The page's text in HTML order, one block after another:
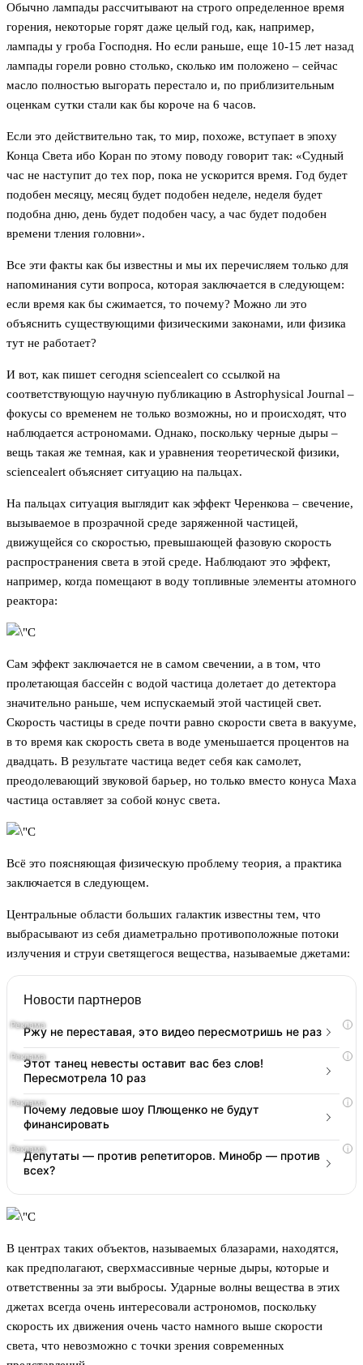
Обычно лампады рассчитывают на строго определенное время
горения, некоторые горят даже целый год, как, например,
лампады у гроба Господня. Но если раньше, еще 10-15 лет назад
лампады горели ровно столько, сколько им положено – сейчас
масло полностью выгорать перестало и, по приблизительным
оценкам сутки стали как бы короче на 6 часов.
Если это действительно так, то мир, похоже, вступает в эпоху
Конца Света ибо Коран по этому поводу говорит так: «Судный
час не наступит до тех пор, пока не ускорится время. Год будет
подобен месяцу, месяц будет подобен неделе, неделя будет
подобна дню, день будет подобен часу, а час будет подобен
времени тления головни».
Все эти факты как бы известны и мы их перечисляем только для
напоминания сути вопроса, которая заключается в следующем:
если время как бы сжимается, то почему? Можно ли это
объяснить существующими физическими законами, или физика
тут не работает?
И вот, как пишет сегодня sciencealert со ссылкой на
соответствующую научную публикацию в Astrophysical Journal –
фокусы со временем не только возможны, но и происходят, что
наблюдается астрономами. Однако, поскольку черные дыры –
вещь такая же темная, как и уравнения теоретической физики,
sciencealert объясняет ситуацию на пальцах.
На пальцах ситуация выглядит как эффект Черенкова – свечение,
вызываемое в прозрачной среде заряженной частицей,
движущейся со скоростью, превышающей фазовую скорость
распространения света в этой среде. Наблюдают это эффект,
например, когда помещают в воду топливные элементы атомного
реактора:
Сам эффект заключается не в самом свечении, а в том, что
пролетающая бассейн с водой частица долетает до детектора
значительно раньше, чем испускаемый этой частицей свет.
Скорость частицы в среде почти равно скорости света в вакууме,
в то время как скорость света в воде уменьшается процентов на
двадцать. В результате частица ведет себя как самолет,
преодолевающий звуковой барьер, но только вместо конуса Маха
частица оставляет за собой конус света.
Всё это поясняющая физическую проблему теория, а практика
заключается в следующем.
Центральные области больших галактик известны тем, что
выбрасывают из себя диаметрально противоположные потоки
излучения и струи светящегося вещества, называемые джетами:
Новости партнеров
i
Ржу не переставая, это видео пересмотришь не раз
i
Этот танец невесты оставит вас без слов!
Пересмотрела 10 раз
i
Почему ледовые шоу Плющенко не будут
финансировать
i
Депутаты — против репетиторов. Минобр — против
всех?
В центрах таких объектов, называемых блазарами, находятся,
как предполагают, сверхмассивные черные дыры, которые и
ответственны за эти выбросы. Ударные волны вещества в этих
джетах всегда очень интересовали астрономов, поскольку
скорость их движения очень часто намного выше скорости
света, что невозможно с точки зрения современных